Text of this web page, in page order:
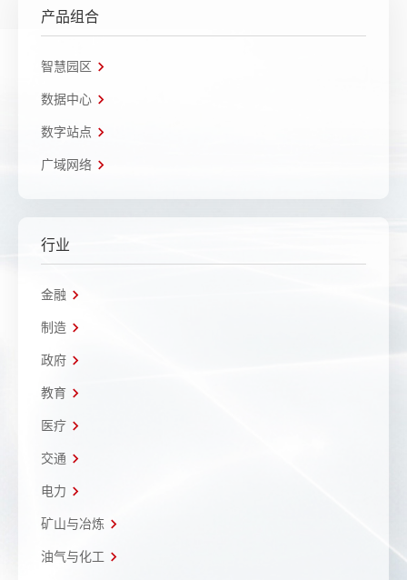
产品组合
智慧园区
数据中心
数字站点
广域网络
行业
金融
制造
政府
教育
医疗
交通
电力
矿山与冶炼
油气与化工